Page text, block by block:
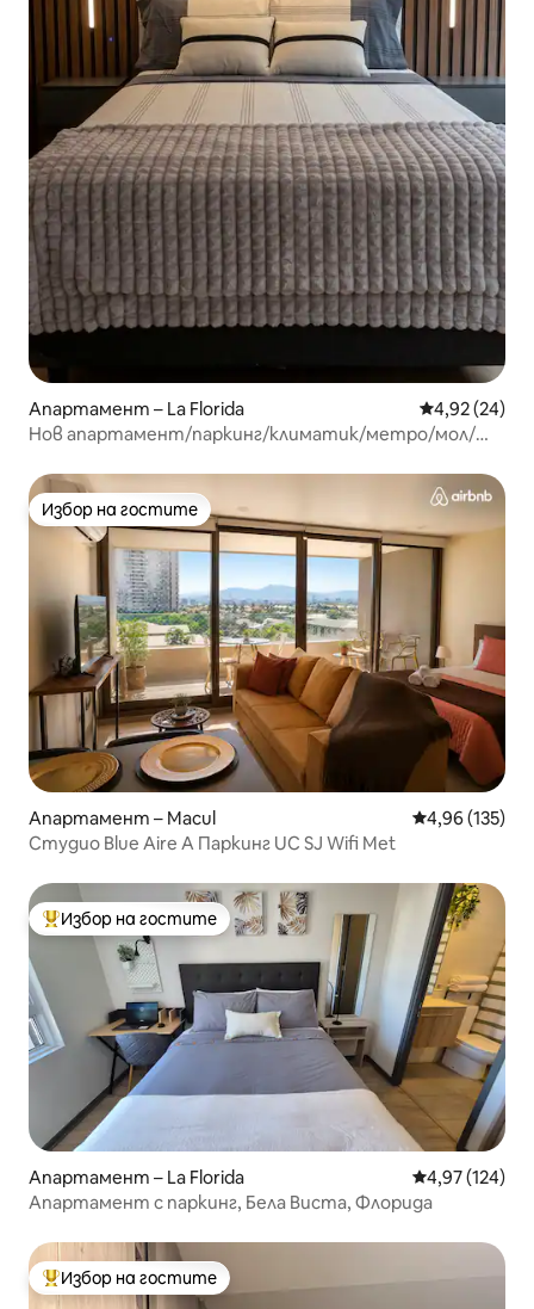
Апартамент – La Florida Средна
4,92 (24)
Нов апартамент/паркинг/климатик/метро/мол/
Избор на гостите
Избор на гостите
Апартамент – Macul Средна
4,96 (135)
Студио Blue Aire A Паркинг UC SJ Wifi Met
Най-популярен избор на гостите
Избор на гостите
Апартамент – La Florida Средна
4,97 (124)
Апартамент с паркинг, Бела Виста, Флорида
Най-популярен избор на гостите
Избор на гостите